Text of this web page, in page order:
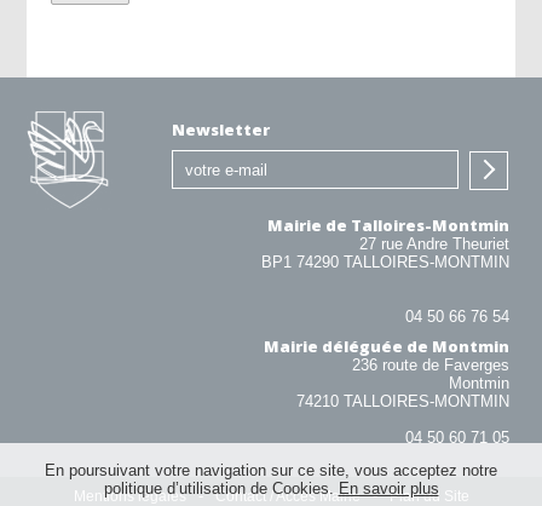
En poursuivant votre navigation sur ce site, vous acceptez notre
politique d’utilisation de Cookies. En savoir plus
Newsletter
Mairie de Talloires-Montmin
27 rue Andre Theuriet
BP1 74290 TALLOIRES-MONTMIN
04 50 66 76 54
Mairie déléguée de Montmin
236 route de Faverges
Montmin
74210 TALLOIRES-MONTMIN
04 50 60 71 05
Mentions légales Contact / Accès Mairie Plan du Site